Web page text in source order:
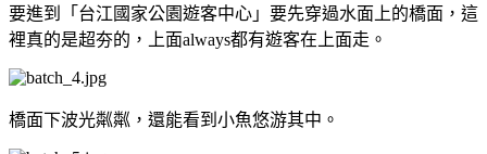
要進到「台江國家公園遊客中心」要先穿過水面上的橋面，這
裡真的是超夯的，上面always都有遊客在上面走。
橋面下波光粼粼，還能看到小魚悠游其中。